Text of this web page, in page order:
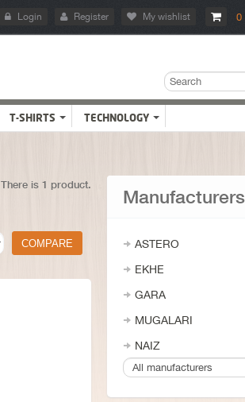
0
Login Register My wishlist
T-SHIRTS TECHNOLOGY
There is 1 product.
Manufacturers
ASTERO
EKHE
GARA
MUGALARI
NAIZ